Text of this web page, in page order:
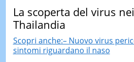
La scoperta del virus
Thailandia
Scopri anche:– Nuovo virus
sintomi riguardano il naso